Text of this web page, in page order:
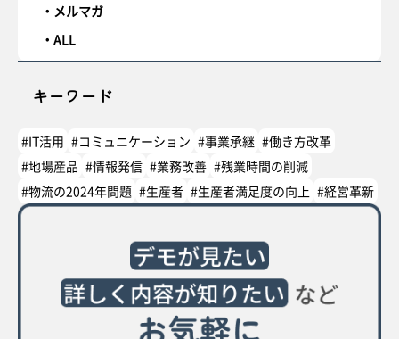
メルマガ
ALL
キーワード
#IT活用 #コミュニケーション #事業承継 #働き方改革
#地場産品 #情報発信 #業務改善 #残業時間の削減
#物流の2024年問題 #生産者 #生産者満足度の向上 #経営革新